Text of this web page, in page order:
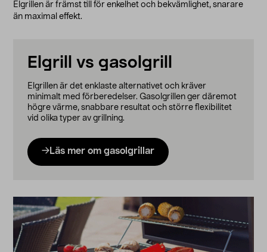
Elgrillen är främst till för enkelhet och bekvämlighet, snarare
än maximal effekt.
Elgrill vs gasolgrill
Elgrillen är det enklaste alternativet och kräver
minimalt med förberedelser. Gasolgrillen ger däremot
högre värme, snabbare resultat och större flexibilitet
vid olika typer av grillning.
Läs mer om gasolgrillar